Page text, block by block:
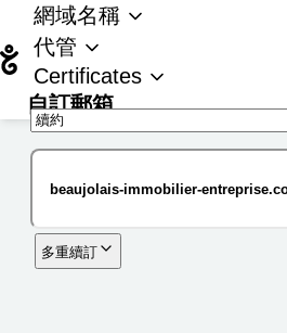
網域名稱
代管
Certificates
自訂郵箱
多重續訂